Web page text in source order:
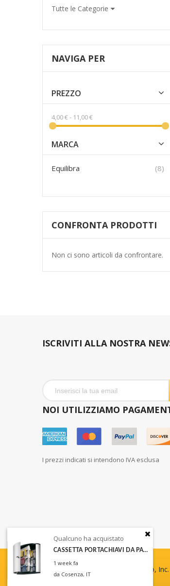
Tutte le Categorie
NAVIGA PER
PREZZO
4,00 €- 11,00 €
MARCA
Equilibra 8
CONFRONTA PRODOTTI
Non ci sono articoli da confrontare.
ISCRIVITI ALLA NOSTRA
NOI UTILIZZIAMO
I prezzi indicati si intendono IVA esclusa
Copyright © 2013-present Magento,
Qualcuno ha acquistato
CASSETTA PORTACHIAVI DA PARETE
1 week fa
da Cosenza, IT